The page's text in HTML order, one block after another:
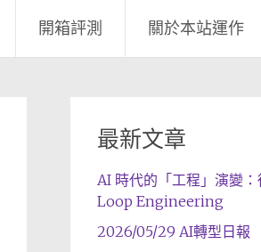
開箱評測 關於本站運作
最新文章
AI 時代的「工程」演變
Loop Engineering
2026/05/29 AI轉型日報